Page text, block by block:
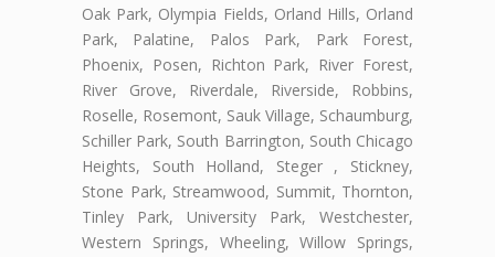
Oak Park, Olympia Fields, Orland Hills, Orland
Park, Palatine, Palos Park, Park Forest,
Phoenix, Posen, Richton Park, River Forest,
River Grove, Riverdale, Riverside, Robbins,
Roselle, Rosemont, Sauk Village, Schaumburg,
Schiller Park, South Barrington, South Chicago
Heights, South Holland, Steger , Stickney,
Stone Park, Streamwood, Summit, Thornton,
Tinley Park, University Park, Westchester,
Western Springs, Wheeling, Willow Springs,